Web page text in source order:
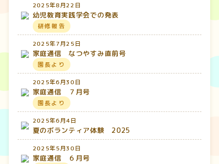
2025年8月22日
幼児教育実践学会での発表
研修報告
2025年7月25日
家庭通信 なつやすみ直前号
園長より
2025年6月30日
家庭通信 ７月号
園長より
2025年6月4日
夏のボランティア体験 2025
2025年5月30日
家庭通信 ６月号